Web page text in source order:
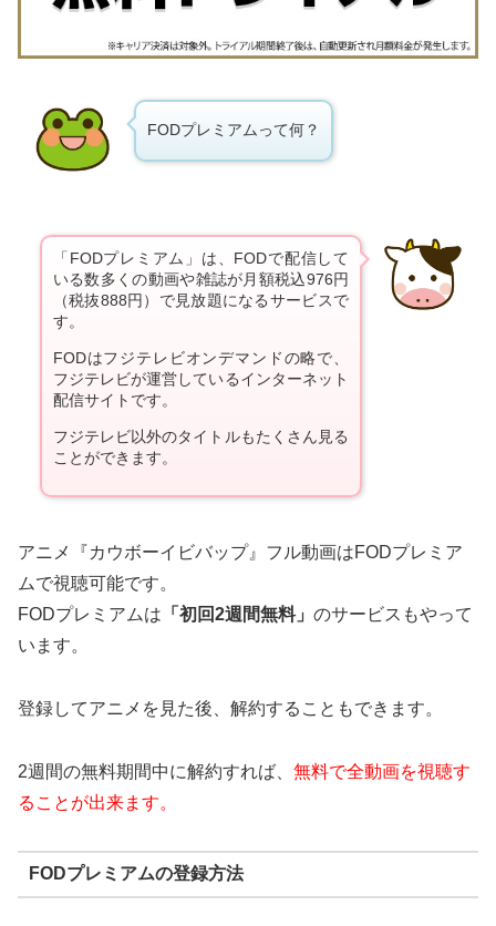
FODプレミアムって何？
「FODプレミアム」は、FODで配信して
いる数多くの動画や雑誌が月額税込976円
（税抜888円）で見放題になるサービスで
す。
FODはフジテレビオンデマンドの略で、
フジテレビが運営しているインターネット
配信サイトです。
フジテレビ以外のタイトルもたくさん見る
ことができます。
アニメ『カウボーイビバップ』フル動画はFODプレミア
ムで視聴可能です。
FODプレミアムは 「初回2週間無料」 のサービスもやって
います。
登録してアニメを見た後、解約することもできます。
2週間の無料期間中に解約すれば、 無料で全動画を視聴す
ることが出来ます。
FODプレミアムの登録方法